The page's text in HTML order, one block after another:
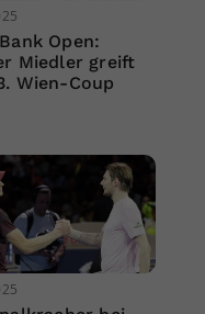
Open:
Miedler greift
Wien-Coup